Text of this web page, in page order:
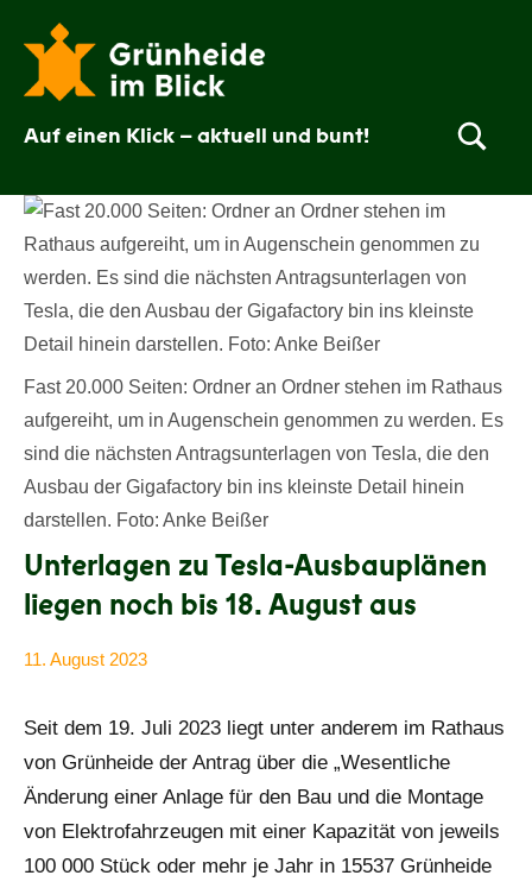
Inhalt
springen
Grünheide
im
Blick
Auf einen Klick – aktuell und bunt!
Fast 20.000 Seiten: Ordner an Ordner stehen im Rathaus
aufgereiht, um in Augenschein genommen zu werden. Es
sind die nächsten Antragsunterlagen von Tesla, die den
Ausbau der Gigafactory bin ins kleinste Detail hinein
darstellen. Foto: Anke Beißer
Unterlagen zu Tesla-Ausbauplänen
liegen noch bis 18. August aus
11. August 2023
Seit dem 19. Juli 2023 liegt unter anderem im Rathaus
von Grünheide der Antrag über die „Wesentliche
Änderung einer Anlage für den Bau und die Montage
von Elektrofahrzeugen mit einer Kapazität von jeweils
100 000 Stück oder mehr je Jahr in 15537 Grünheide